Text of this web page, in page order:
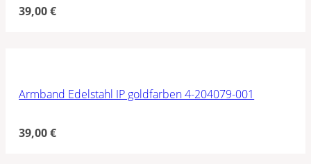
39,00€
Armband Edelstahl IP goldfarben 4-204079-001
39,00€